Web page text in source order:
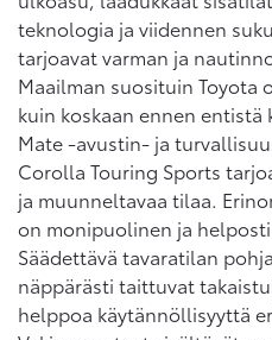
teknologia ja viidennen
tarjoavat varman ja
Maailman suosituin Toyota
kuin koskaan ennen entistä
Mate -avustin- ja
Corolla Touring Sports
ja muunneltavaa tilaa.
on monipuolinen ja
Säädettävä tavaratilan
näppärästi taittuvat
helppoa käytännöllisyyttä